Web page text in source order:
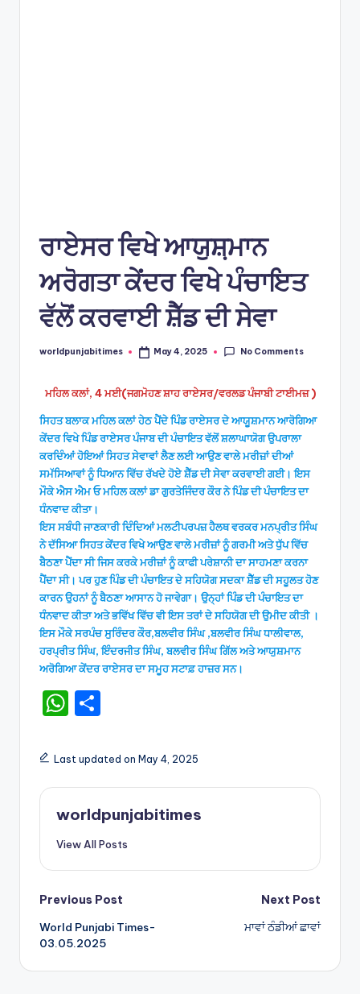
ਰਾਏਸਰ ਵਿਖੇ ਆਯੁਸ਼਼ਮਾਨ
ਅਰੋਗਤਾ ਕੇਂਦਰ ਵਿਖੇ ਪੰਚਾਇਤ
ਵੱਲੋਂ ਕਰਵਾਈ ਸ਼ੈੱਡ ਦੀ ਸੇਵਾ
Posted
worldpunjabitimes May 4, 2025 No Comments
ਮਹਿਲ ਕਲਾਂ, 4 ਮਈ(ਜਗਮੋਹਣ ਸ਼ਾਹ ਰਾਏਸਰ/ਵਰਲਡ ਪੰਜਾਬੀ ਟਾਈਮਜ਼ )
ਸਿਹਤ ਬਲਾਕ ਮਹਿਲ ਕਲਾਂ ਹੇਠ ਪੈਂਦੇ ਪਿੰਡ ਰਾਏਸਰ ਦੇ ਆਯੂਸ਼ਮਾਨ ਆਰੋਗਿਆ
ਕੇਂਦਰ ਵਿਖੇ ਪਿੰਡ ਰਾਏਸਰ ਪੰਜਾਬ ਦੀ ਪੰਚਾਇਤ ਵੱਲੋਂ ਸ਼ਲਾਘਾਯੋਗ ਉਪਰਾਲਾ
ਕਰਦਿੰਆਂ ਹੋਇਆਂ ਸਿਹਤ ਸੇਵਾਵਾਂ ਲੈਣ ਲਈ ਆਉਣ ਵਾਲੇ ਮਰੀਜ਼ਾਂ ਦੀਆਂ
ਸਮੱਸਿਆਵਾਂ ਨੂੰ ਧਿਆਨ ਵਿੱਚ ਰੱਖਦੇ ਹੋਏ ਸ਼ੈੱਡ ਦੀ ਸੇਵਾ ਕਰਵਾਈ ਗਈ। ਇਸ
ਮੌਕੇ ਐਸ ਐਮ ਓ ਮਹਿਲ ਕਲਾਂ ਡਾ ਗੁਰਤੇਜਿੰਦਰ ਕੌਰ ਨੇ ਪਿੰਡ ਦੀ ਪੰਚਾਇਤ ਦਾ
ਧੰਨਵਾਦ ਕੀਤਾ।
ਇਸ ਸਬੰਧੀ ਜਾਣਕਾਰੀ ਦਿੰਦਿਆਂ ਮਲਟੀਪਰਪਜ਼ ਹੈਲਥ ਵਰਕਰ ਮਨਪ੍ਰੀਤ ਸਿੰਘ
ਨੇ ਦੱਸਿਆ ਸਿਹਤ ਕੇਂਦਰ ਵਿਖੇ ਆਉਣ ਵਾਲੇ ਮਰੀਜ਼ਾਂ ਨੂੰ ਗਰਮੀ ਅਤੇ ਧੁੱਪ ਵਿੱਚ
ਬੈਠਣਾ ਪੈਂਦਾ ਸੀ ਜਿਸ ਕਰਕੇ ਮਰੀਜ਼ਾਂ ਨੂੰ ਕਾਫੀ ਪਰੇਸ਼ਾਨੀ ਦਾ ਸਾਹਮਣਾ ਕਰਨਾ
ਪੈਂਦਾ ਸੀ। ਪਰ ਹੁਣ ਪਿੰਡ ਦੀ ਪੰਚਾਇਤ ਦੇ ਸਹਿਯੋਗ ਸਦਕਾ ਸ਼ੈੱਡ ਦੀ ਸਹੂਲਤ ਹੋਣ
ਕਾਰਨ ਉਹਨਾਂ ਨੂੰ ਬੈਠਣਾ ਆਸਾਨ ਹੋ ਜਾਵੇਗਾ। ਉਨ੍ਹਾਂ ਪਿੰਡ ਦੀ ਪੰਚਾਇਤ ਦਾ
ਧੰਨਵਾਦ ਕੀਤਾ ਅਤੇ ਭਵਿੱਖ ਵਿੱਚ ਵੀ ਇਸ ਤਰਾਂ ਦੇ ਸਹਿਯੋਗ ਦੀ ਉਮੀਦ ਕੀਤੀ ।
ਇਸ ਮੌਕੇ ਸਰਪੰਚ ਸੁਰਿੰਦਰ ਕੌਰ,ਬਲਵੀਰ ਸਿੰਘ ,ਬਲਵੀਰ ਸਿੰਘ ਧਾਲੀਵਾਲ,
ਹਰਪ੍ਰੀਤ ਸਿੰਘ, ਇੰਦਰਜੀਤ ਸਿੰਘ, ਬਲਵੀਰ ਸਿੰਘ ਗਿੱਲ ਅਤੇ ਆਯੁਸ਼ਮਾਨ
ਅਰੋਗਿਆ ਕੇਂਦਰ ਰਾਏਸਰ ਦਾ ਸਮੂਹ ਸਟਾਫ਼ ਹਾਜ਼ਰ ਸਨ।
W
a
ts
A
p
ar
e
Last updated on May 4, 2025
worldpunjabitimes
View All Posts
Post
navigation
Previous Post
World Punjabi Times-
03.05.2025
Next Post
ਮਾਵਾਂ ਠੰਡੀਆਂ ਛਾਵਾਂ